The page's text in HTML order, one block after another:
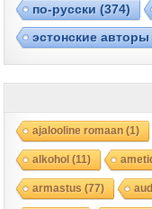
по-русски (374)
эстонские авторы
ajalooline romaan(1)
alkohol(11)
armastus (77)